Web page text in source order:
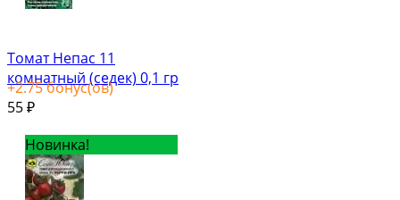
Томат Непас 11
комнатный (седек) 0,1 гр
+2.75бонус(ов)
55 ₽
Новинка!